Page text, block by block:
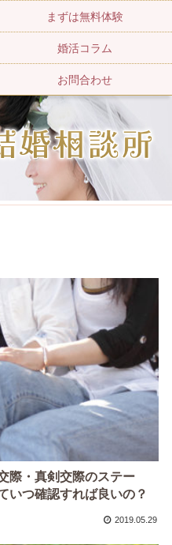
まずは無料体験
婚活コラム
お問合わせ
際・真剣交際のステー
いつ確認すれば良いの？
2019.05.29